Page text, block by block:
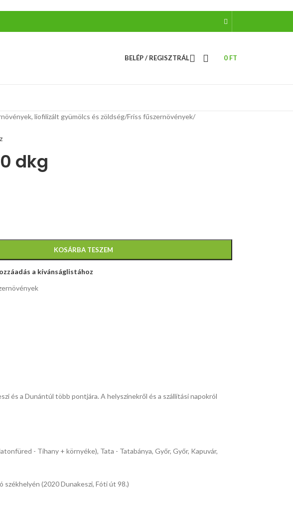
BELÉP / REGISZTRÁL 0 FT
liofilizált gyümölcs és zöldség/Friss fűszernövények/
dkg
KOSÁRBA TESZEM
a kívánságlistához
és a Dunántúl több pontjára. A helyszínekről és a szállítási napokról
- Tihany + környéke), Tata - Tatabánya, Győr, Győr, Kapuvár,
(2020 Dunakeszi, Fóti út 98.)